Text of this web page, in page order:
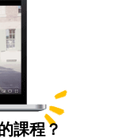
課程？